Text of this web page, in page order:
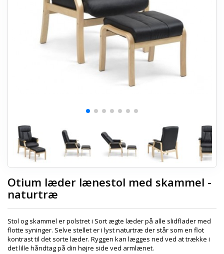
HAVEMØBLER
Otium læder lænestol med skammel -
naturtræ
Stol og skammel er polstret i Sort ægte læder på alle slidflader med
flotte syninger. Selve stellet er i lyst naturtræ der står som en flot
kontrast til det sorte læder. Ryggen kan lægges ned ved at trække i
det lille håndtag på din højre side ved armlænet.